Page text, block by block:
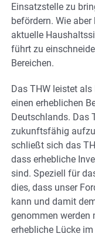
Einsatzstelle zu
befördern. Wie
aktuelle
führt zu
Bereichen.
Das THW leistet
einen erheblichen
Deutschlands. Das
zukunftsfähig
schließt sich das
dass erhebliche
sind. Speziell für
dies, dass unser
kann und damit
genommen werden
erhebliche Lücke